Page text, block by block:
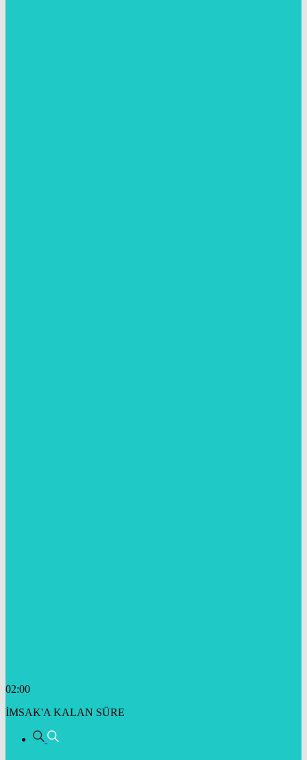
02:00
İMSAK'A KALAN SÜRE